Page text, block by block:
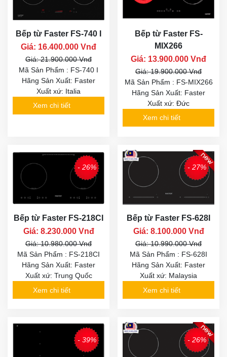
Bếp từ Faster FS-740 I
Giá: 16.400.000 Vnđ
Giá: 21.900.000 Vnđ
Mã Sản Phẩm : FS-740 I
Hãng Sản Xuất: Faster
Xuất xứ: Italia
Xem chi tiết
Bếp từ Faster FS-
MIX266
Giá: 13.900.000 Vnđ
Giá: 19.900.000 Vnđ
Mã Sản Phẩm : FS-MIX266
Hãng Sản Xuất: Faster
Xuất xứ: Đức
Xem chi tiết
- 26%
Bếp từ Faster FS-218CI
Giá: 8.230.000 Vnđ
Giá: 10.980.000 Vnđ
Mã Sản Phẩm : FS-218CI
Hãng Sản Xuất: Faster
Xuất xứ: Trung Quốc
Xem chi tiết
- 27%
Bếp từ Faster FS-628I
Giá: 8.100.000 Vnđ
Giá: 10.990.000 Vnđ
Mã Sản Phẩm : FS-628I
Hãng Sản Xuất: Faster
Xuất xứ: Malaysia
Xem chi tiết
- 39% - 26%